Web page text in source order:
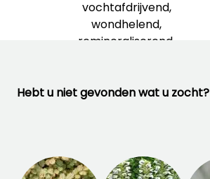
vochtafdrijvend,
wondhelend,
remineraliserend,
"Paardenstaart, Equisetum:
U VINDT ZE GEWELDIG!
Hebt u niet gevonden wat u zocht?